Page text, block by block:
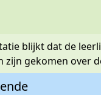
blijkt dat de
zijn gekomen over